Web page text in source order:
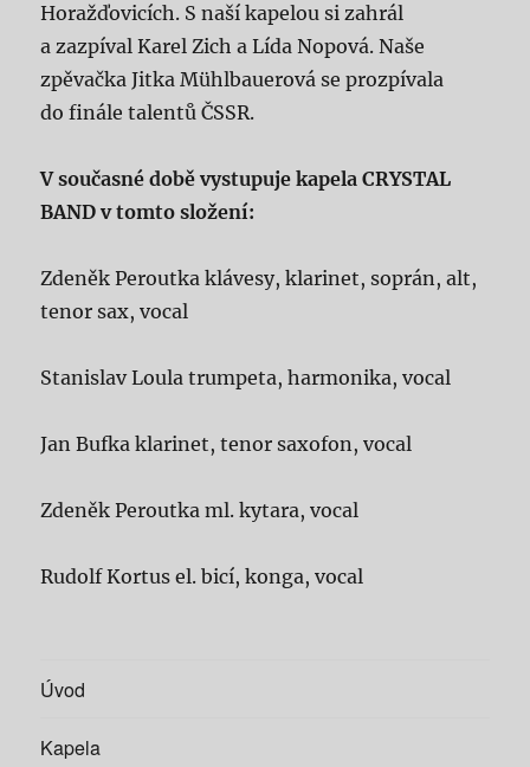
Horažďovicích. S naší kapelou si zahrál
a zazpíval Karel Zich a Lída Nopová. Naše
zpěvačka Jitka Mühlbauerová se prozpívala
do finále talentů ČSSR.
V současné době vystupuje kapela CRYSTAL
BAND v tomto složení:
Zdeněk Peroutka klávesy, klarinet, soprán, alt,
tenor sax, vocal
Stanislav Loula trumpeta, harmonika, vocal
Jan Bufka klarinet, tenor saxofon, vocal
Zdeněk Peroutka ml. kytara, vocal
Rudolf Kortus el. bicí, konga, vocal
Úvod
Kapela